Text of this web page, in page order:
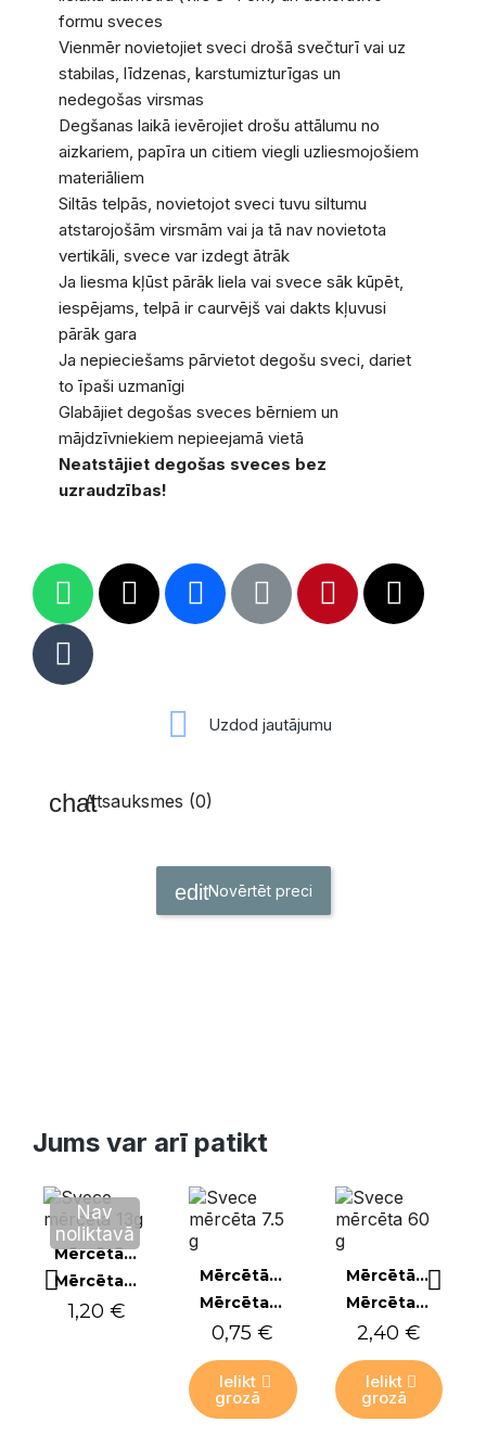
formu sveces
Vienmēr novietojiet sveci drošā svečturī vai uz
stabilas, līdzenas, karstumizturīgas un
nedegošas virsmas
Degšanas laikā ievērojiet drošu attālumu no
aizkariem, papīra un citiem viegli uzliesmojošiem
materiāliem
Siltās telpās, novietojot sveci tuvu siltumu
atstarojošām virsmām vai ja tā nav novietota
vertikāli, svece var izdegt ātrāk
Ja liesma kļūst pārāk liela vai svece sāk kūpēt,
iespējams, telpā ir caurvējš vai dakts kļuvusi
pārāk gara
Ja nepieciešams pārvietot degošu sveci, dariet
to īpaši uzmanīgi
Glabājiet degošas sveces bērniem un
mājdzīvniekiem nepieejamā vietā
Neatstājiet degošas sveces bez
uzraudzības!
Uzdod jautājumu
Atsauksmes (0)
Novērtēt preci
Jums var arī patikt
Ātrais skats
Nav
noliktavā
Mērcētās sveces
Mērcēta bišu vaska svece, 13g (1gab)
1,20 €
Ātrais skatsMērcētās sveces
Mērcēta bišu vaska svece, 7,5g (1gab)
0,75 €
Ielikt
grozā
Ātrais skats
Mērcētās sveces
Mērcēta bišu vaska svece, 60g (1gab)
2,40 €
Ielikt
grozā